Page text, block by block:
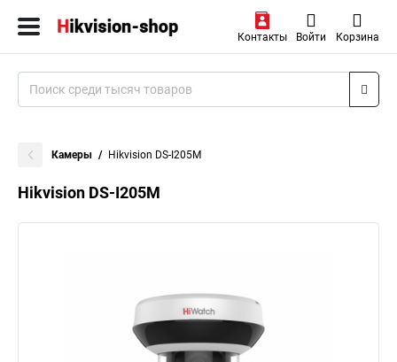
Контакты Войти Корзина
Камеры Hikvision DS-I205M
Hikvision DS-I205M